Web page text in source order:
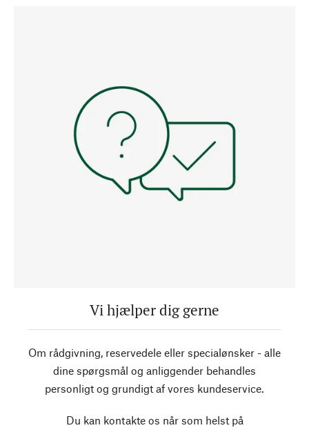
Vi hjælper dig gerne
Om rådgivning, reservedele eller specialønsker - alle
dine spørgsmål og anliggender behandles
personligt og grundigt af vores kundeservice.
Du kan kontakte os når som helst på